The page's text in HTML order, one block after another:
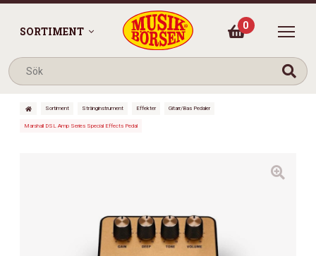
SORTIMENT 0
Sortiment Stränginstrument Effekter Gitarr/Bas Pedaler
Marshall DSL Amp Series Special Effects Pedal